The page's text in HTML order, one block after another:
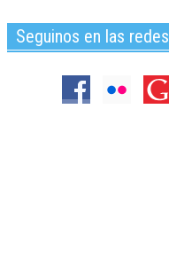
Seguinos en las redes